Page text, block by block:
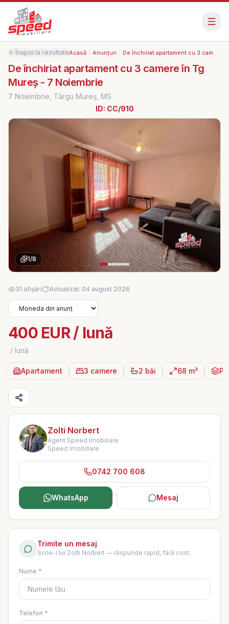
Înapoi la rezultateAcasă Anunțuri De închiriat apartament cu 3 camere în Tg Mureș - 7 Noiembrie
De închiriat apartament cu 3 camere în Tg
Mureș - 7 Noiembrie
7 Noiembrie, Târgu Mureș, MS
ID: CC/910
1/8
31 afișări Actualizat: 04 august 2026
400 EUR / lună
/ lună
Apartament 3 camere 2 băi 68 m² P
Zolti Norbert
Agent Speed Imobiliare
Speed Imobiliare
0742 700 608
WhatsApp Mesaj
Trimite un mesaj
Scrie-i lui Zolti Norbert — răspunde rapid, fără cont.
Nume *
Telefon *